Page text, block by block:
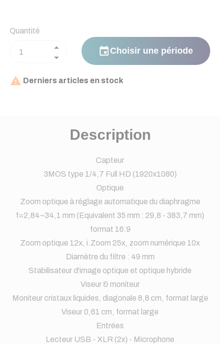
Quantité
eventChoisir une période
 Derniers articles en stock
Description
Capteur
3MOS type 1/4,7 Full HD (1920x1080)
Optique
Zoom optique à réglage automatique du diaphragme
f=2,84~34,1 mm (Equivalent 35 mm : 29,8 - 383,7 mm)
format 16:9
Zoom optique 12x, i.Zoom 25x, zoom numérique 10x
Diamètre du filtre : 49 mm
Stabilisateur d'image optique et optique hybride
Viseur & moniteur
Moniteur cristaux liquides, diagonale 8,8 cm, format large
Viseur 0,61 cm, format large
Entrées
Lecteur USB - XLR (2x) - Microphone